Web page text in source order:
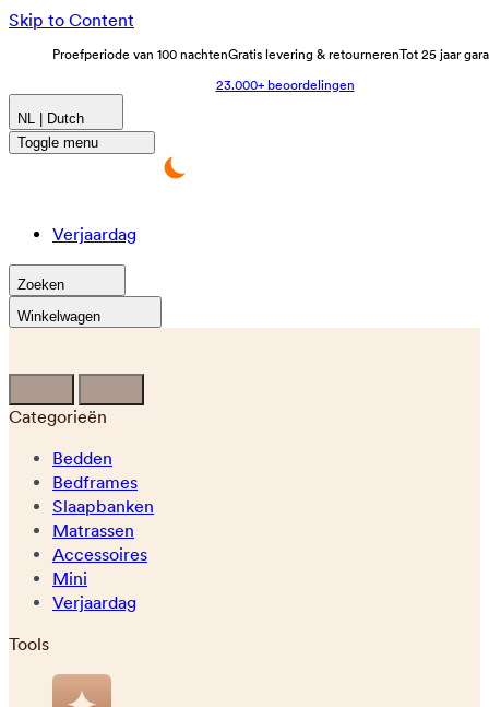
Skip to Content
Proefperiode van 100 nachtenGratis levering & retournerenTot 25 jaar
23.000+ beoordelingen
NL | Dutch
Toggle menu
Verjaardag
Zoeken
Winkelwagen
Categorieën
Bedden
Bedframes
Slaapbanken
Matrassen
Accessoires
Mini
Verjaardag
Tools